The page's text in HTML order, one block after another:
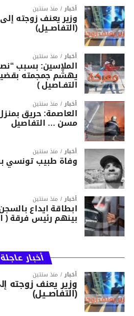
أخبار منذ سنتين
وزير يعنف زوجته
(التفاصــيل)
أخبار منذ سنتين
الملاسين: بسبب
يهشّم جمجمته
التفـاصيل )
أخبار منذ سنتين
العاصمة: حريق
مسن … التفاصيل
أخبار منذ سنتين
وفاة طبيب تونسي
أخبار منذ سنتين
بينهم رئيس فرقة (
أخبار عاجلة
أخبار منذ سنتين
وزير يعنف زوجته
(التفاصــيل)